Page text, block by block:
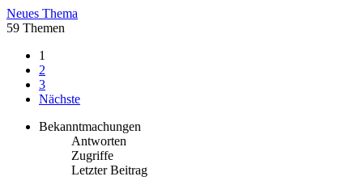
Neues Thema
59 Themen
1
2
3
Nächste
Bekanntmachungen
Antworten
Zugriffe
Letzter Beitrag